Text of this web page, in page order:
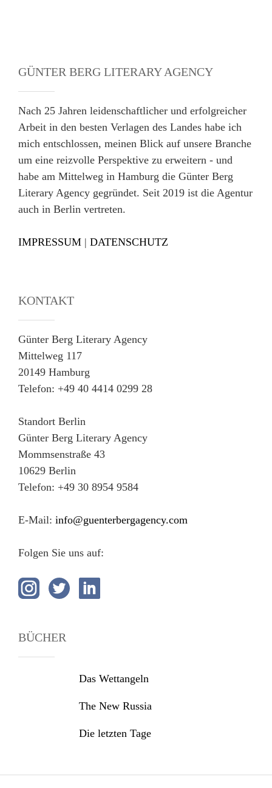
GÜNTER BERG LITERARY AGENCY
Nach 25 Jahren leidenschaftlicher und erfolgreicher
Arbeit in den besten Verlagen des Landes habe ich
mich entschlossen, meinen Blick auf unsere Branche
um eine reizvolle Perspektive zu erweitern - und
habe am Mittelweg in Hamburg die Günter Berg
Literary Agency gegründet. Seit 2019 ist die Agentur
auch in Berlin vertreten.
IMPRESSUM | DATENSCHUTZ
KONTAKT
Günter Berg Literary Agency
Mittelweg 117
20149 Hamburg
Telefon: +49 40 4414 0299 28
Standort Berlin
Günter Berg Literary Agency
Mommsenstraße 43
10629 Berlin
Telefon: +49 30 8954 9584
E-Mail: info@guenterbergagency.com
Folgen Sie uns auf:
BÜCHER
Das Wettangeln
The New Russia
Die letzten Tage